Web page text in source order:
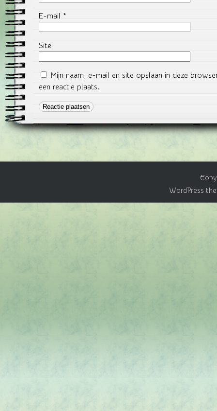
E-mail *
Site
Mijn naam, e-mail en site opslaan in deze
een reactie plaats.
WordPress